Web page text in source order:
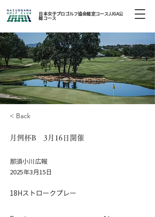
日本女子プロゴルフ協会認定コースJJGA公
認コース
< Back
月例杯B 3月16日開催
那須小川広報
2025年3月15日
18Hストロークプレー